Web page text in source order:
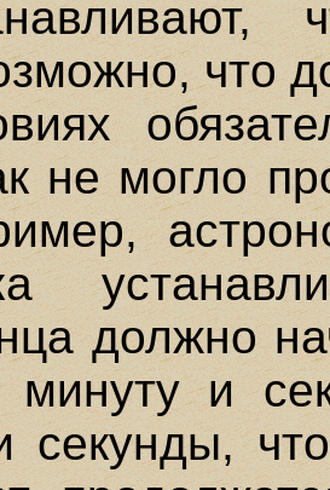
что
не могло
должно
минуту и
секунды,